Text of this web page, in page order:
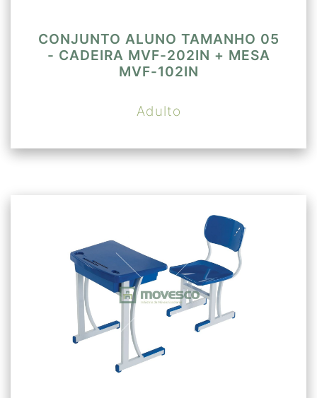
CONJUNTO ALUNO TAMANHO 05
- CADEIRA MVF-202IN + MESA
MVF-102IN
Adulto